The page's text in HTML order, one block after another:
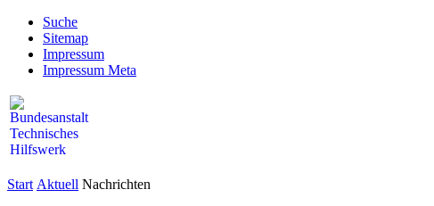
Suche
Sitemap
Impressum
Impressum Meta
Start Aktuell Nachrichten